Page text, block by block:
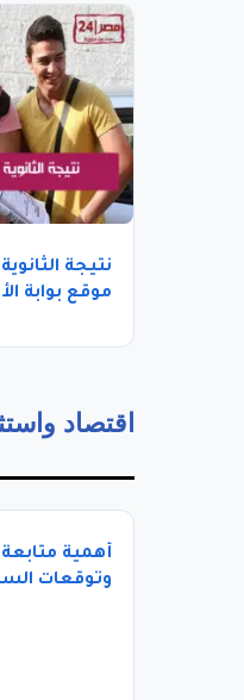
موقع بوابة
اقتصاد
وتوقعات